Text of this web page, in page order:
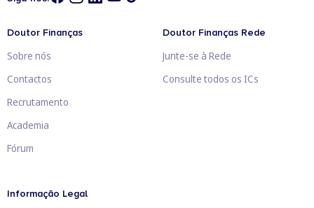
Doutor Finanças
Sobre nós
Contactos
Recrutamento
Academia
Fórum
Doutor Finanças Rede
Junte-se à Rede
Consulte todos os ICs
Informação Legal